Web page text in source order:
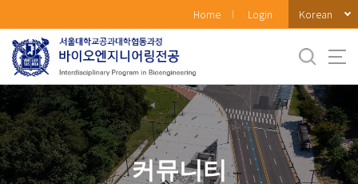
로
메
뉴
Home Login Korean
커뮤니티